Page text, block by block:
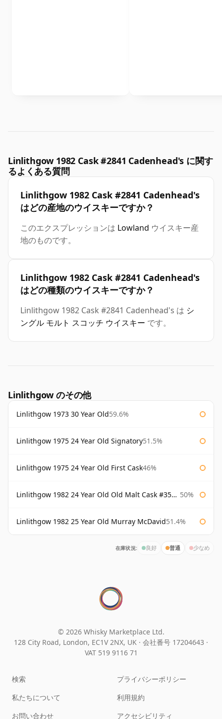
Linlithgow 1982 Cask #2841 Cadenhead's に関す
るよくある質問
Linlithgow 1982 Cask #2841 Cadenhead's
はどの産地のウイスキーですか？
このエクスプレッションは Lowland ウイスキー産
地のものです。
Linlithgow 1982 Cask #2841 Cadenhead's
はどの種類のウイスキーですか？
Linlithgow 1982 Cask #2841 Cadenhead's は シ
ングル モルト スコッチ ウイスキー です。
Linlithgow のその他
Linlithgow 1973 30 Year Old59.6%
Linlithgow 1975 24 Year Old Signatory51.5%
Linlithgow 1975 24 Year Old First Cask46%
Linlithgow 1982 24 Year Old Old Malt Cask #3560 Douglas Laing 50%
Linlithgow 1982 25 Year Old Murray McDavid51.4%
在庫状況: 良好 普通 少なめ
© 2026 Whisky Marketplace Ltd.
128 City Road, London, EC1V 2NX, UK · 会社番号 17204643 ·
VAT 519 9116 71
検索
私たちについて
お問い合わせ
プライバシーポリシー
利用規約
アクセシビリティ